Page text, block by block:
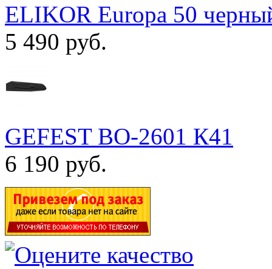
ELIKOR Europa 50
5 490 руб.
GEFEST ВО-2601 К41
6 190 руб.